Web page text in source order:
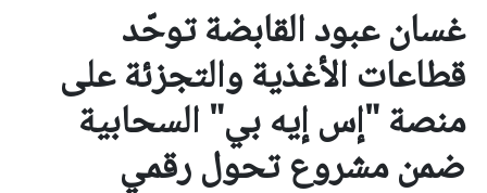
غسان عبود القابضة توحّد
قطاعات الأغذية والتجزئة على
منصة "إس إيه بي" السحابية
ضمن مشروع تحول رقمي